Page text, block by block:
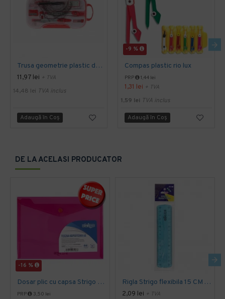
Trusa geometrie plastic daco tg210
11,97 lei + TVA
14,48 lei TVA inclus
Adaugă în Coş
-9 %
Compas plastic rio lux
PRP 1,44 lei
1,31 lei + TVA
1,59 lei TVA inclus
Adaugă în Coş
DE LA ACELASI PRODUCATOR
-16 %
Dosar plic cu capsa Strigo PP A5 Roz
PRP 3,50 lei
Rigla Strigo flexibila 15 CM Albastru
2,09 lei + TVA